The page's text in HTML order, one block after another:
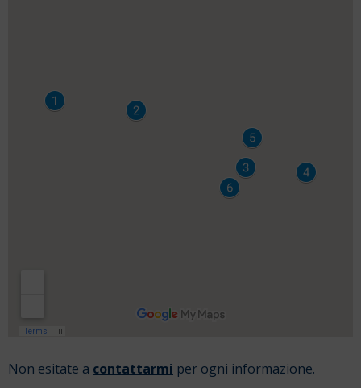
Non esitate a contattarmi per ogni informazione.